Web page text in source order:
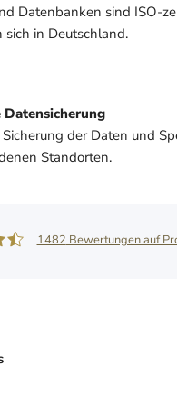
Datenbanken sind ISO-
sich in Deutschland.
Datensicherung
der Daten und
Standorten.
1482 Bewertungen auf